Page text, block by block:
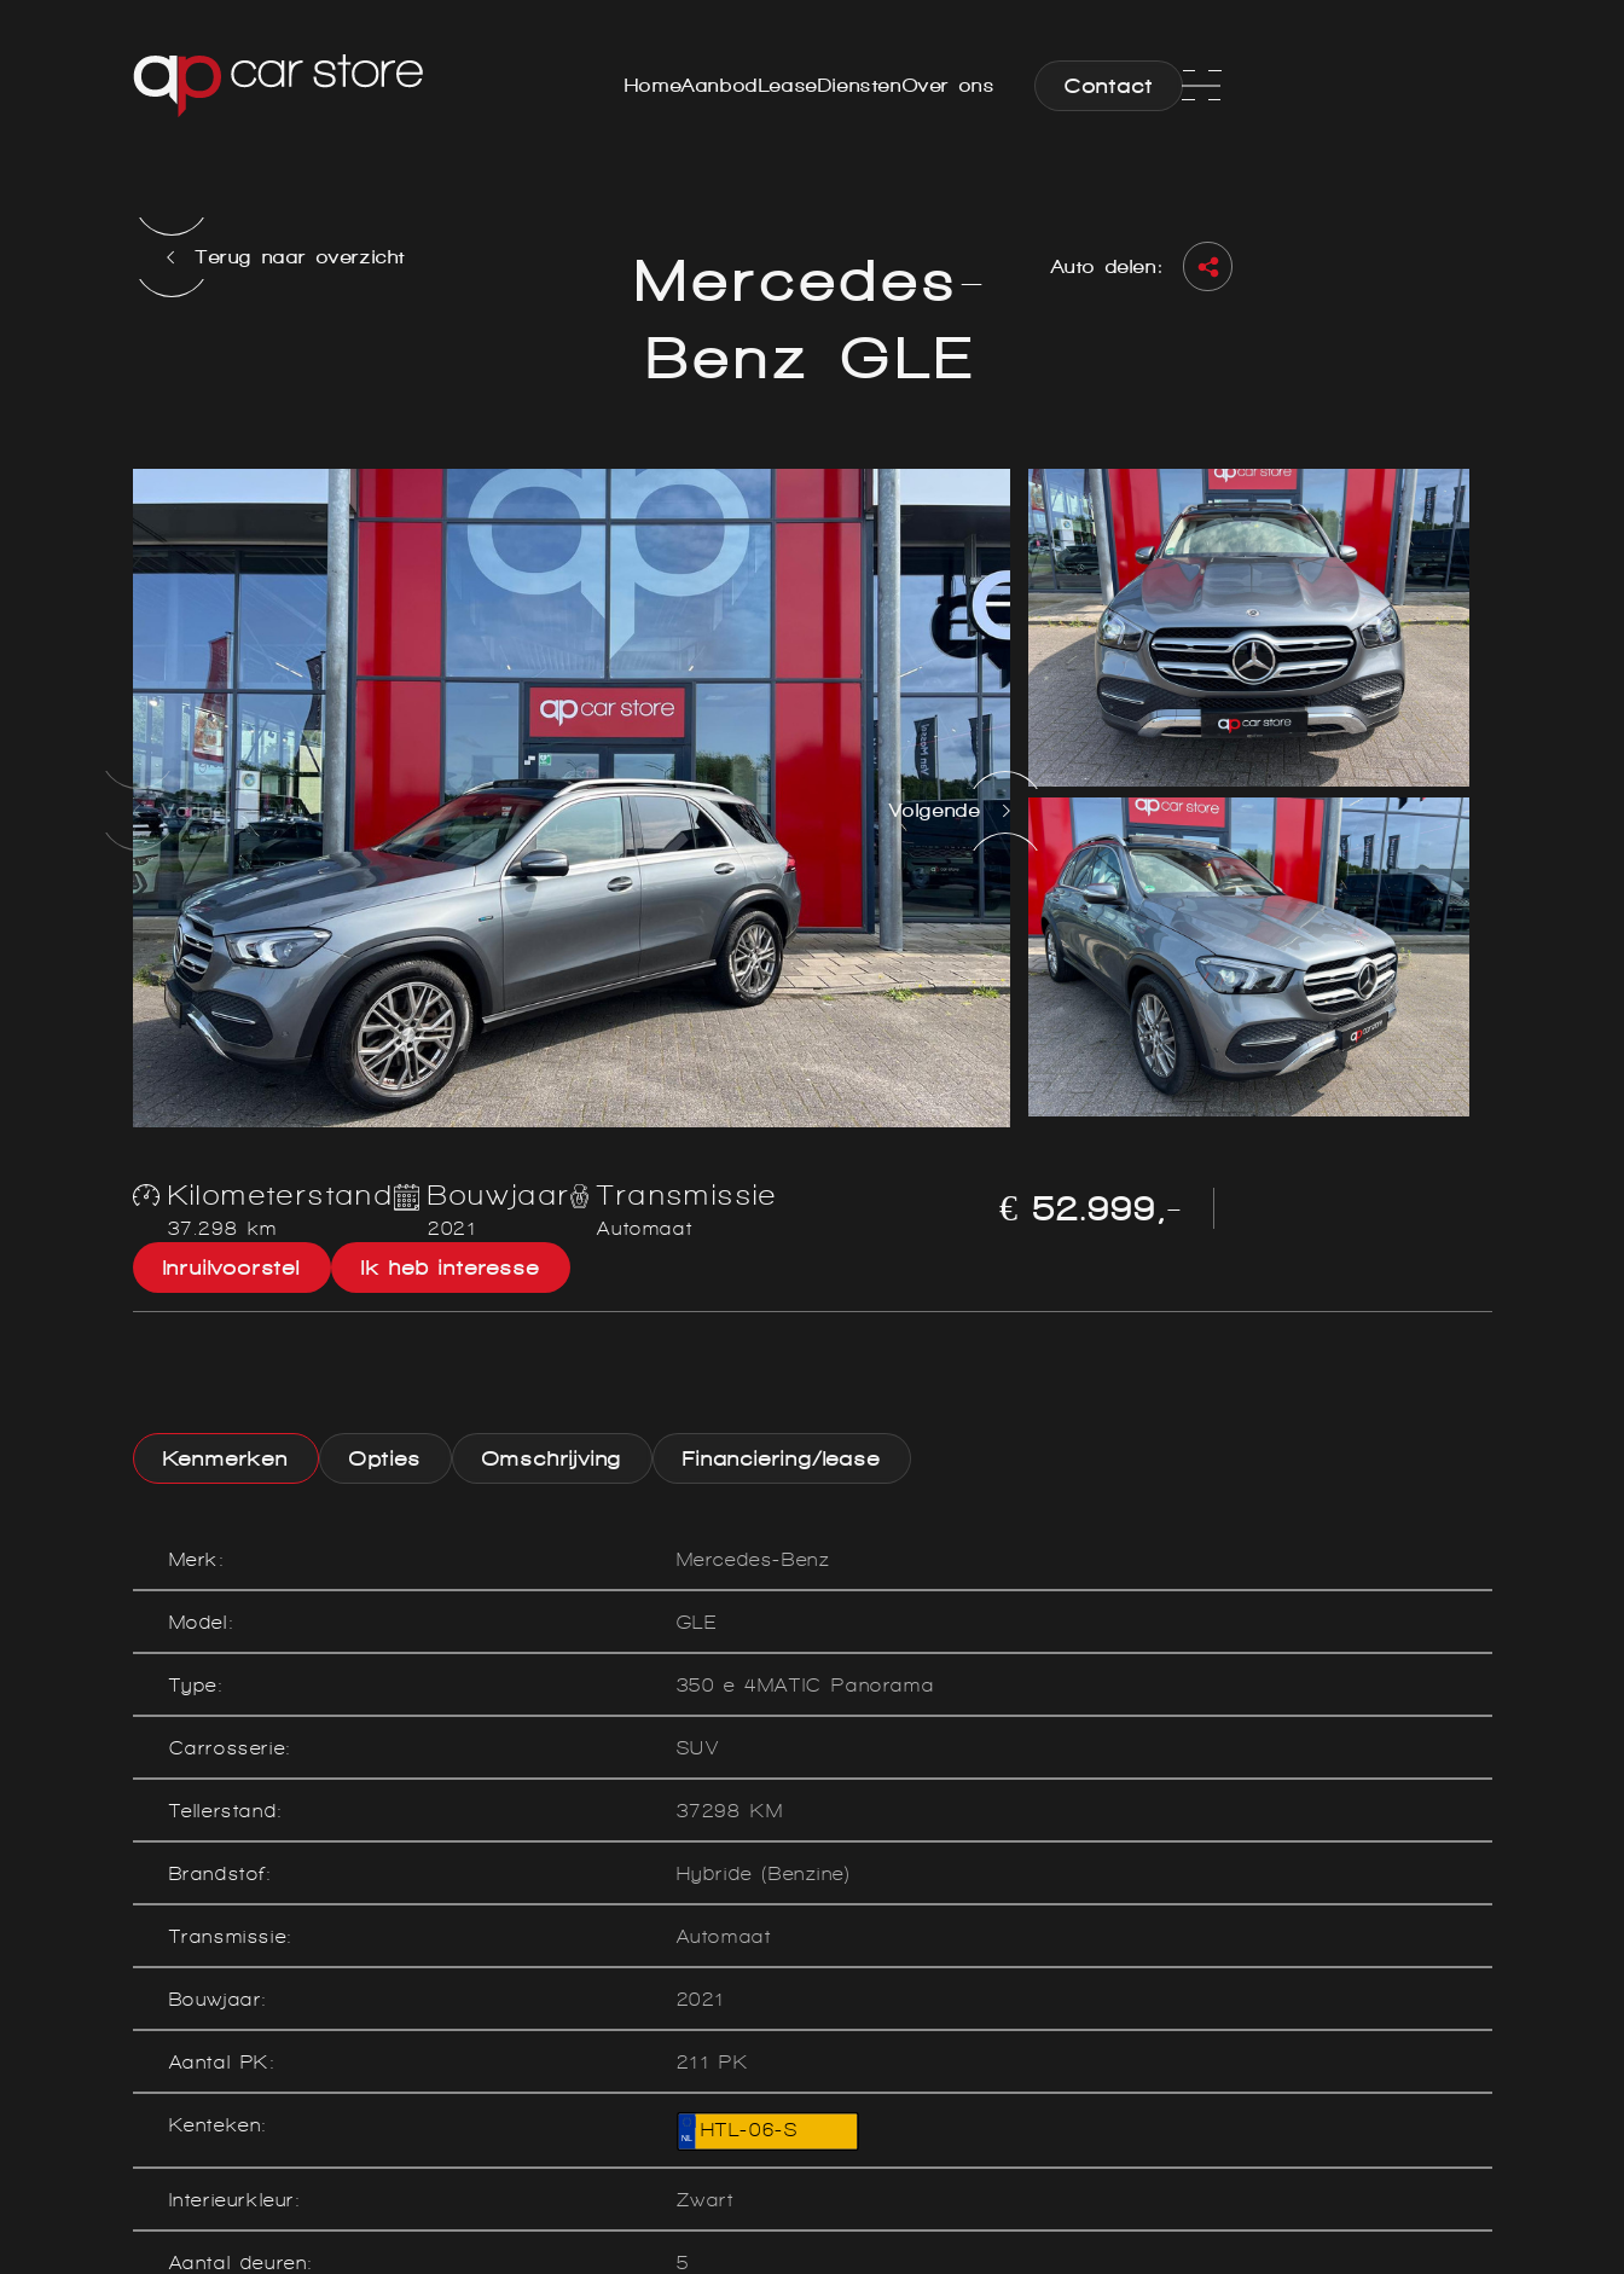
HomeAanbodLeaseDienstenOver ons Contact
Terug naar overzicht
Mercedes-
Benz GLE
Auto delen:
Volgende
Vorige
Kilometerstand
37.298 km
Bouwjaar
2021
Transmissie
Automaat € 52.999,-
Inruilvoorstel Ik heb interesse
Kenmerken Opties Omschrijving Financiering/lease
Merk: Mercedes-Benz
Model: GLE
Type: 350 e 4MATIC Panorama
Carrosserie: SUV
Tellerstand: 37298 KM
Brandstof: Hybride (Benzine)
Transmissie: Automaat
Bouwjaar: 2021
Aantal PK: 211 PK
Kenteken: HTL-06-S
Interieurkleur: Zwart
Aantal deuren: 5